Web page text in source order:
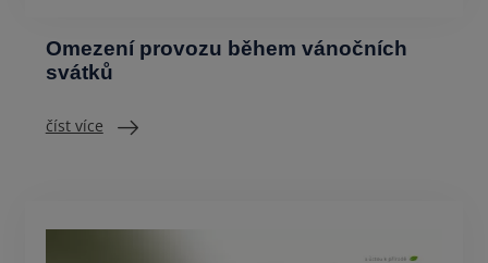
Omezení provozu během vánočních
svátků
číst více